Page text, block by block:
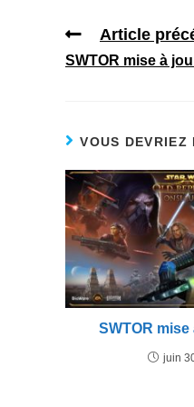
Article
SWTOR mise à
VOUS DEVRIEZ
SWTOR mise
juin